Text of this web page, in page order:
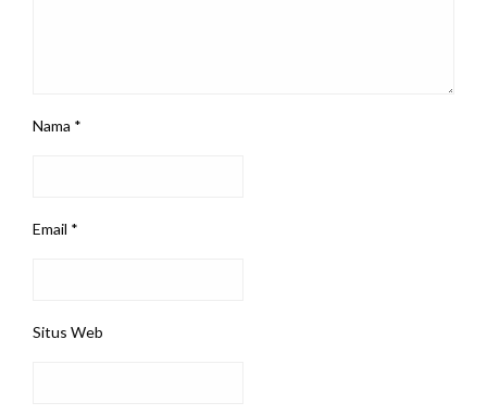
Nama *
Email *
Situs Web